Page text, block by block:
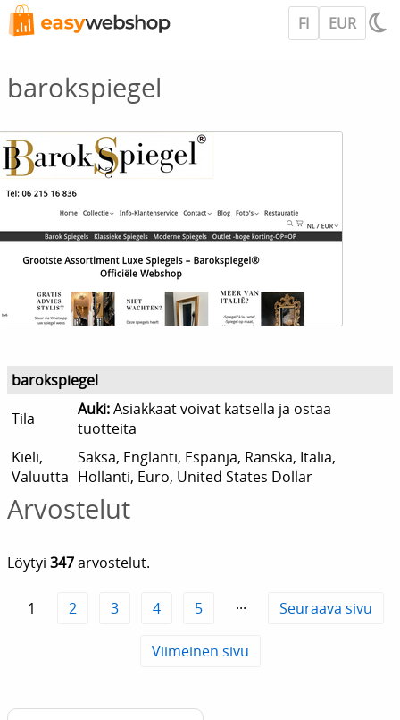
FI EUR
barokspiegel
barokspiegel
Tila
Auki:Asiakkaat voivat katsella ja ostaa
tuotteita
Kieli,
Valuutta
Saksa, Englanti, Espanja, Ranska, Italia,
Hollanti, Euro, United States Dollar
Arvostelut
Löytyi 347arvostelut.
1 2 3 4 5 ··· Seuraava sivu
Viimeinen sivu